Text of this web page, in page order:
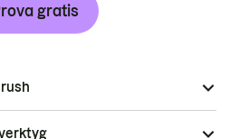
gratis